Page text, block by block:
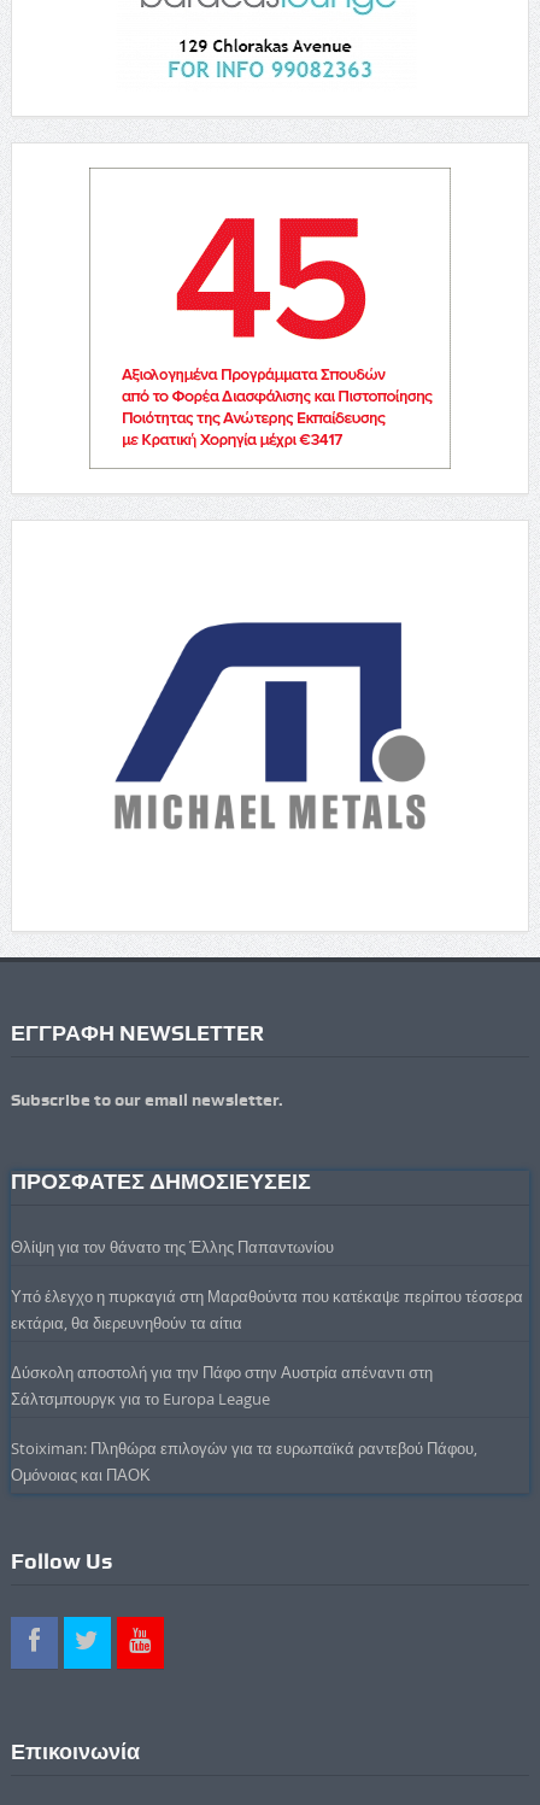
ΕΓΓΡΑΦΗ NEWSLETTER
Subscribe to our email newsletter.
ΠΡΟΣΦΑΤΕΣ ΔΗΜΟΣΙΕΥΣΕΙΣ
Θλίψη για τον θάνατο της Έλλης Παπαντωνίου
Υπό έλεγχο η πυρκαγιά στη Μαραθούντα που κατέκαψε περίπου τέσσερα
εκτάρια, θα διερευνηθούν τα αίτια
Δύσκολη αποστολή για την Πάφο στην Αυστρία απέναντι στη
Σάλτσμπουργκ για το Europa League
Stoiximan: Πληθώρα επιλογών για τα ευρωπαϊκά ραντεβού Πάφου,
Ομόνοιας και ΠΑΟΚ
Follow Us
Επικοινωνία